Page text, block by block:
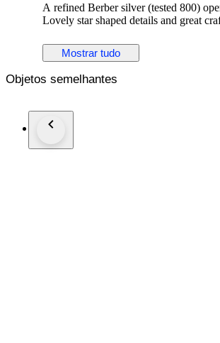
A refined Berber silver (tested 800)
Lovely star shaped details and great
In good order. Original pin. No defaults.
Mostrar tudo
Objetos semelhantes